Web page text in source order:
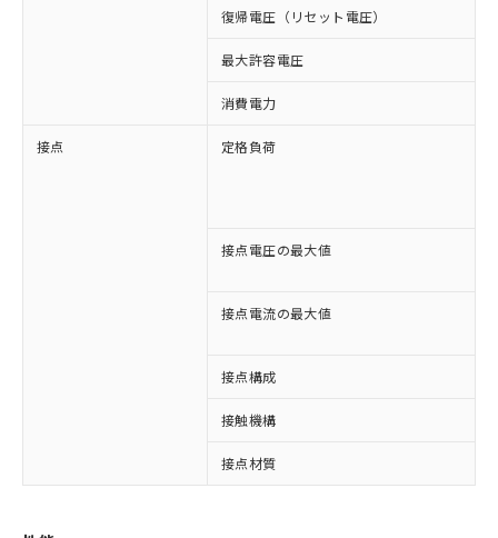
復帰電圧（リセット電圧）
最大許容電圧
消費電力
接点 定格負荷
接点電圧の最大値
接点電流の最大値
接点構成
接触機構
接点材質